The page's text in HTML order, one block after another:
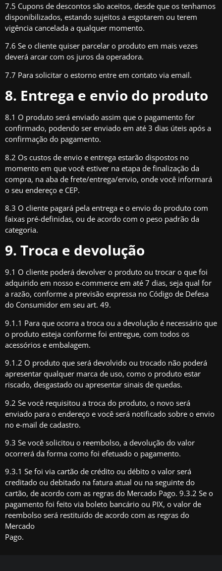
7.5 Cupons de descontos são aceitos, desde que os tenhamos
disponibilizados, estando sujeitos a esgotarem ou terem
vigência cancelada a qualquer momento.
7.6 Se o cliente quiser parcelar o produto em mais vezes
deverá arcar com os juros da operadora.
7.7 Para solicitar o estorno entre em contato via email.
8. Entrega e envio do produto
8.1 O produto será enviado assim que o pagamento for
confirmado, podendo ser enviado em até 3 dias úteis após a
confirmação do pagamento.
8.2 Os custos de envio e entrega estarão dispostos no
momento em que você estiver na etapa de finalização da
compra, na aba de frete/entrega/envio, onde você informará
o seu endereço e CEP.
8.3 O cliente pagará pela entrega e o envio do produto com
faixas pré-definidas, ou de acordo com o peso padrão da
categoria.
9. Troca e devolução
9.1 O cliente poderá devolver o produto ou trocar o que foi
adquirido em nosso e-commerce em até 7 dias, seja qual for
a razão, conforme a previsão expressa no Código de Defesa
do Consumidor em seu art. 49.
9.1.1 Para que ocorra a troca ou a devolução é necessário que
o produto esteja conforme foi entregue, com todos os
acessórios e embalagem.
9.1.2 O produto que será devolvido ou trocado não poderá
apresentar qualquer marca de uso, como o produto estar
riscado, desgastado ou apresentar sinais de quedas.
9.2 Se você requisitou a troca do produto, o novo será
enviado para o endereço e você será notificado sobre o envio
no e-mail de cadastro.
9.3 Se você solicitou o reembolso, a devolução do valor
ocorrerá da forma como foi efetuado o pagamento.
9.3.1 Se foi via cartão de crédito ou débito o valor será
creditado ou debitado na fatura atual ou na seguinte do
cartão, de acordo com as regras do Mercado Pago. 9.3.2 Se o
pagamento foi feito via boleto bancário ou PIX, o valor de
reembolso será restituído de acordo com as regras do
Mercado
Pago.